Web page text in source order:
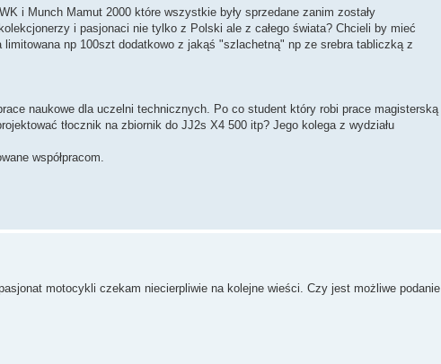
i Munch Mamut 2000 które wszystkie były sprzedane zanim zostały
i pasjonaci nie tylko z Polski ale z całego świata? Chcieli by mieć
np 100szt dodatkowo z jakąś "szlachetną" np ze srebra tabliczką z
naukowe dla uczelni technicznych. Po co student który robi prace magisterską
tłocznik na zbiornik do JJ2s X4 500 itp? Jego kolega z wydziału
współpracom.
motocykli czekam niecierpliwie na kolejne wieści. Czy jest możliwe podanie